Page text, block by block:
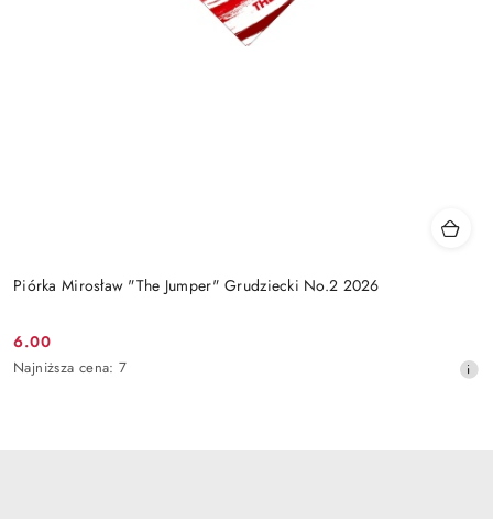
Piórka Mirosław "The Jumper" Grudziecki No.2 2026
Cena
promocyjna:
6.00
Najniższa
Najniższa cena: 7